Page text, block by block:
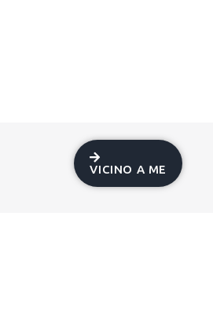
VICINO A ME